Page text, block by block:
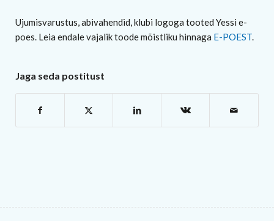
Ujumisvarustus, abivahendid, klubi logoga tooted Yessi e-
poes. Leia endale vajalik toode mõistliku hinnaga E-POEST.
Jaga seda postitust